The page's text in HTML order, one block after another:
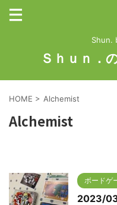
Shun.
Ｓｈｕｎ．
HOME > Alchemist
Alchemist
ボードゲ
2023/